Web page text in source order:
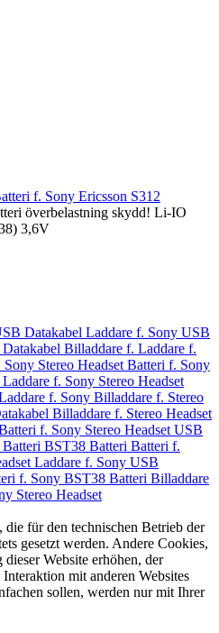
f. Sony Ericsson S312
överbelastning skydd! Li-IO
3,6V
Datakabel Laddare f. Sony USB
Billaddare f. Laddare f.
Sony Stereo Headset Batteri f. Sony
Laddare f. Sony Stereo Headset
f. Sony Billaddare f. Stereo
Billaddare f. Stereo Headset
f. Sony Stereo Headset USB
BST38 Batteri Batteri f.
Laddare f. Sony USB
f. Sony BST38 Batteri Billaddare
Stereo Headset
die für den technischen Betrieb der
gesetzt werden. Andere Cookies,
Website erhöhen, der
mit anderen Websites
sollen, werden nur mit Ihrer